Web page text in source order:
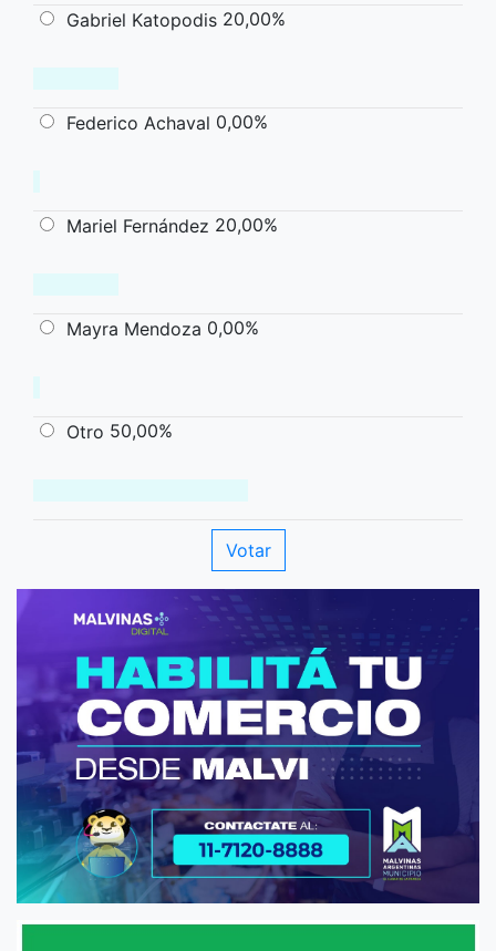
Gabriel Katopodis 20,00%
Federico Achaval 0,00%
Mariel Fernández 20,00%
Mayra Mendoza 0,00%
Otro 50,00%